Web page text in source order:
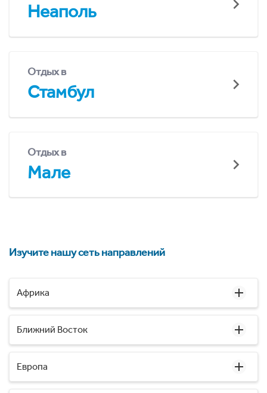
Неаполь
Отдых в
Стамбул
Отдых в
Мале
Изучите нашу сеть направлений
Африка
Ближний Восток
Европа